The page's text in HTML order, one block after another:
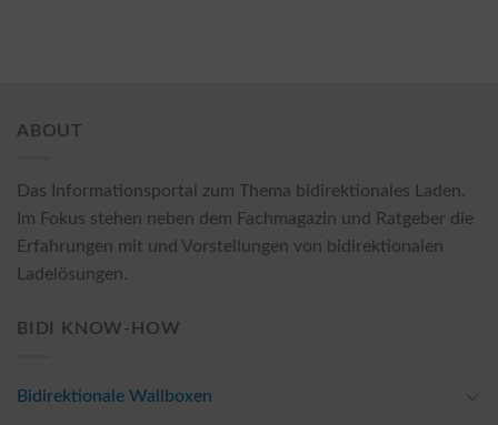
ABOUT
Das Informationsportal zum Thema bidirektionales Laden.
Im Fokus stehen neben dem Fachmagazin und Ratgeber die
Erfahrungen mit und Vorstellungen von bidirektionalen
Ladelösungen.
BIDI KNOW-HOW
Bidirektionale Wallboxen